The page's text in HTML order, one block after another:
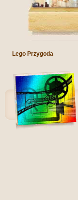
Lego Przygoda